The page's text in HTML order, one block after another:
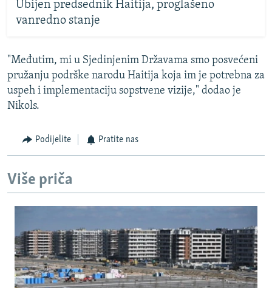
Ubijen predsednik Haitija, proglašeno
vanredno stanje
"Međutim, mi u Sjedinjenim Državama smo posvećeni
pružanju podrške narodu Haitija koja im je potrebna za
uspeh i implementaciju sopstvene vizije," dodao je
Nikols.
Podijelite Pratite nas
Više priča